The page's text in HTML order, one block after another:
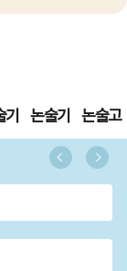
논술기
초B반(1
논술고
급B반